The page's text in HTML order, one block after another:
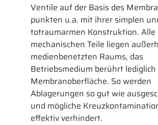
Ventile auf der Basis des
punkten u.a. mit ihrer simplen
totraumarmen Konstruktion. Alle
mechanischen Teile liegen
medienbenetzten Raums, das
Betriebsmedium berührt lediglich
Membranoberfläche. So werden
Ablagerungen so gut wie
und mögliche
effektiv verhindert.